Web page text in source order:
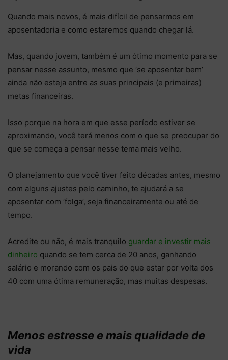
Quando mais novos, é mais difícil de pensarmos em
aposentadoria e como estaremos quando chegar lá.
Mas, quando jovem, também é um ótimo momento para se
pensar nesse assunto, mesmo que ‘se aposentar bem’
ainda não esteja entre as suas principais (e primeiras)
metas financeiras.
Isso porque na hora em que esse período estiver se
aproximando, você terá menos com o que se preocupar do
que se começa a pensar nesse tema mais velho.
O planejamento que você tiver feito décadas antes, mesmo
com alguns ajustes pelo caminho, te ajudará a se
aposentar com ‘folga’, seja financeiramente ou até de
tempo.
Acredite ou não, é mais tranquilo guardar e investir mais
dinheiro quando se tem cerca de 20 anos, ganhando
salário e morando com os pais do que estar por volta dos
40 com uma ótima remuneração, mas muitas despesas.
Menos estresse e mais qualidade de
vida